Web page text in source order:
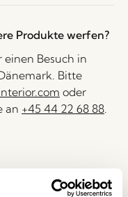
Produkte werfen?
Besuch in
Bitte
oder
an +45 44 22 68 88.